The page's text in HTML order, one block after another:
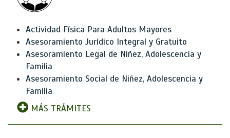
Actividad Física Para Adultos Mayores
Asesoramiento Jurídico Integral y Gratuito
Asesoramiento Legal de Niñez, Adolescencia y
Familia
Asesoramiento Social de Niñez, Adolescencia y
Familia
MÁS TRÁMITES